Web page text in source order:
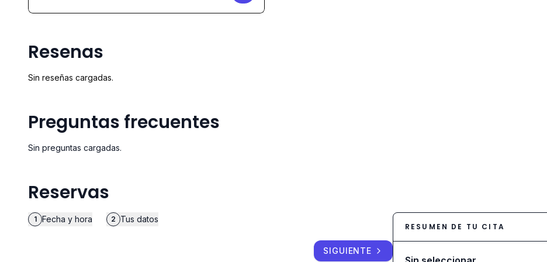
Resenas
Sin reseñas cargadas.
Preguntas frecuentes
Sin preguntas cargadas.
Reservas
1 Fecha y hora 2 Tus datos
SIGUIENTE
RESUMEN DE TU CITA